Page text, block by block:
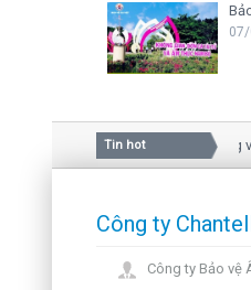
Tin hot
Ý nghĩa của hoa mai trong văn
Công ty
Công ty Bảo vệ